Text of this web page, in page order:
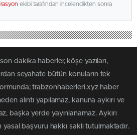
ekibi tarafından incelendikten sonra
dakika haberler, köşe yazıları,
seyahate bütün konuların tek
trabzonhaberleri.xyz haber
alıntı yapılamaz, kanuna aykırı ve
başka yerde yayınlanamaz. Aykırı
başvuru hakkı saklı tutulmaktadır.